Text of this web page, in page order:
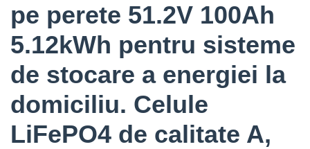
pe perete 51.2V 100Ah
5.12kWh pentru sisteme
de stocare a energiei la
domiciliu. Celule
LiFePO4 de calitate A,